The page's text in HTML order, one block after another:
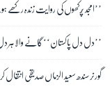
’’امجد پُرکھوں کی روایت زندہ
’’دل دل پاکستان‘‘ گانے والا ہر
گورنر سندھ سعید الزماں صدیقی انتقال